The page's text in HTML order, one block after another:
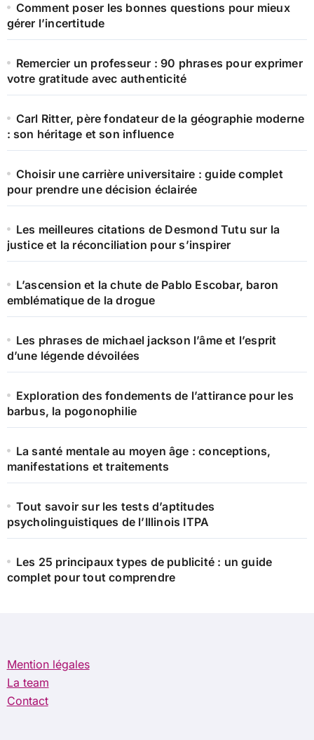
Comment poser les bonnes questions pour mieux
gérer l’incertitude
Remercier un professeur : 90 phrases pour exprimer
votre gratitude avec authenticité
Carl Ritter, père fondateur de la géographie moderne
: son héritage et son influence
Choisir une carrière universitaire : guide complet
pour prendre une décision éclairée
Les meilleures citations de Desmond Tutu sur la
justice et la réconciliation pour s’inspirer
L’ascension et la chute de Pablo Escobar, baron
emblématique de la drogue
Les phrases de michael jackson l’âme et l’esprit
d’une légende dévoilées
Exploration des fondements de l’attirance pour les
barbus, la pogonophilie
La santé mentale au moyen âge : conceptions,
manifestations et traitements
Tout savoir sur les tests d’aptitudes
psycholinguistiques de l’Illinois ITPA
Les 25 principaux types de publicité : un guide
complet pour tout comprendre
Mention légales
La team
Contact